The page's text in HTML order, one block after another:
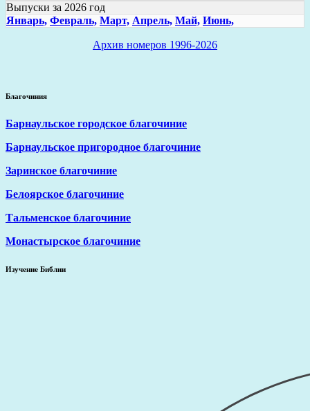
Выпуски за 2026 год
Январь, Февраль, Март, Апрель, Май, Июнь,
Архив номеров 1996-2026
Благочиния
Барнаульское городское благочиние
Барнаульское пригородное благочиние
Заринское благочиние
Белоярское благочиние
Тальменское благочиние
Монастырское благочиние
Изучение Библии